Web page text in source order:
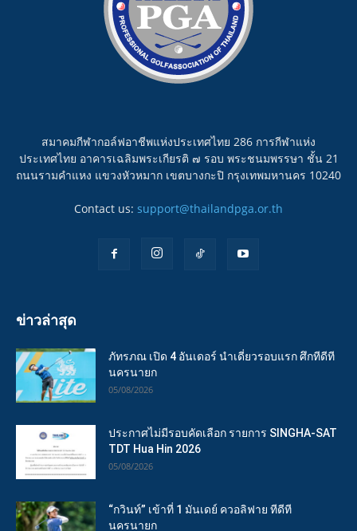
สมาคมกีฬากอล์ฟอาชีพแห่งประเทศไทย 286 การกีฬาแห่ง
ประเทศไทย อาคารเฉลิมพระเกียรติ ๗ รอบ พระชนมพรรษา ชั้น 21
ถนนรามคำแหง แขวงหัวหมาก เขตบางกะปิ กรุงเทพมหานคร 10240
Contact us: support@thailandpga.or.th
ข่าวล่าสุด
ภัทรภณ เปิด 4 อันเดอร์ นำเดี่ยวรอบแรก ศึกทีดีที
นครนายก
05/08/2026
ประกาศไม่มีรอบคัดเลือก รายการ SINGHA-SAT
TDT Hua Hin 2026
05/08/2026
“กวินท์” เข้าที่ 1 มันเดย์ ควอลิฟาย ทีดีที
นครนายก